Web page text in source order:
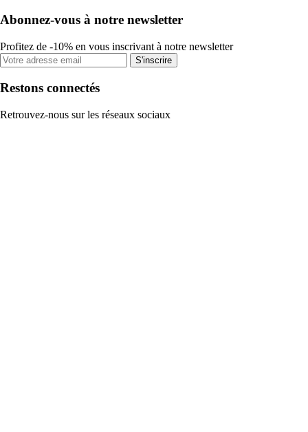
Abonnez-vous à notre newsletter
Profitez de -10% en vous inscrivant à notre newsletter
S'inscrire
Restons connectés
Retrouvez-nous sur les réseaux sociaux